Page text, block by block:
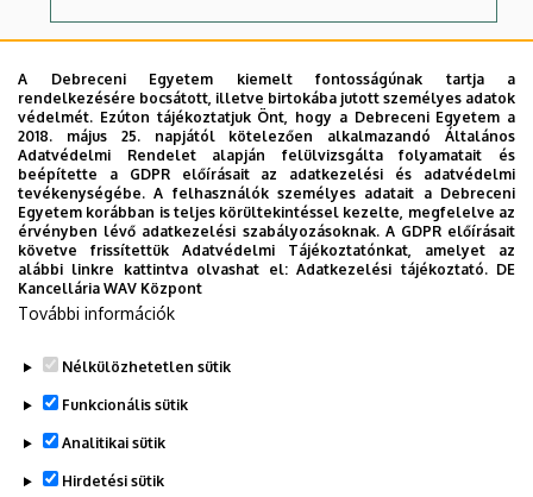
Számlázási cím:
Adószám:
AzAdatkezelési tájékoztatót
A Debreceni Egyetem kiemelt fontosságúnak tartja a
rendelkezésére bocsátott, illetve birtokába jutott személyes adatok
védelmét. Ezúton tájékoztatjuk Önt, hogy a Debreceni Egyetem a
2018. május 25. napjától kötelezően alkalmazandó Általános
Adatvédelmi Rendelet alapján felülvizsgálta folyamatait és
beépítette a GDPR előírásait az adatkezelési és adatvédelmi
tevékenységébe. A felhasználók személyes adatait a Debreceni
Egyetem korábban is teljes körültekintéssel kezelte, megfelelve az
érvényben lévő adatkezelési szabályozásoknak. A GDPR előírásait
követve frissítettük Adatvédelmi Tájékoztatónkat, amelyet az
alábbi linkre kattintva olvashat el:Adatkezelési tájékoztató. DE
Kancellária WAV Központ
További információk
Nélkülözhetetlen sütik
Funkcionális sütik
Analitikai sütik
Hirdetési sütik